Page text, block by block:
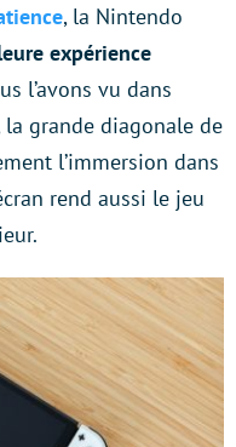
, la Nintendo
expérience
l’avons vu dans
la grande diagonale de
l’immersion dans
rend aussi le jeu